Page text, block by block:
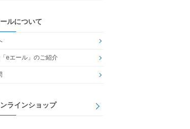
ルについて
「eエール」のご紹介
ラインショップ